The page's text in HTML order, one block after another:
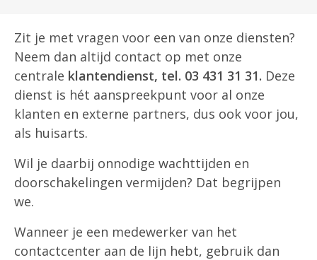
Zit je met vragen voor een van onze diensten?
Neem dan altijd contact op met onze
centrale klantendienst, tel. 03 431 31 31. Deze
dienst is hét aanspreekpunt voor al onze
klanten en externe partners, dus ook voor jou,
als huisarts.
Wil je daarbij onnodige wachttijden en
doorschakelingen vermijden? Dat begrijpen
we.
Wanneer je een medewerker van het
contactcenter aan de lijn hebt, gebruik dan